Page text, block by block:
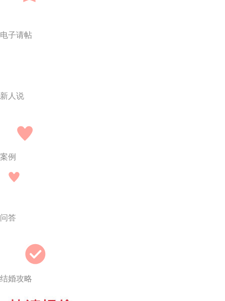
电子请帖
新人说
案例
问答
结婚攻略